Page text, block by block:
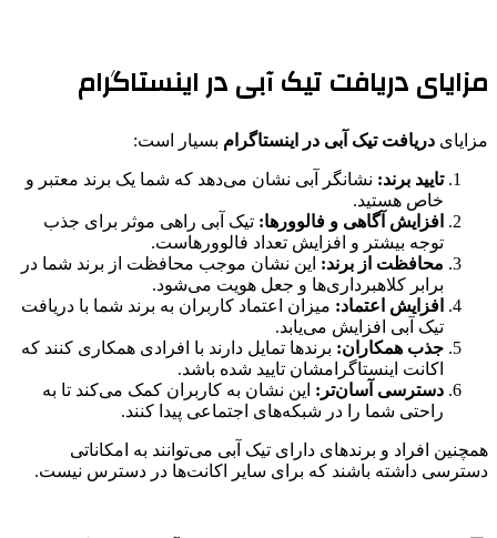
مزایای دریافت تیک آبی در اینستاگرام
مزایای دریافت تیک آبی در اینستاگرام بسیار است:
تایید برند: نشانگر آبی نشان می‌دهد که شما یک برند معتبر و
خاص هستید.
افزایش آگاهی و فالوورها: تیک آبی راهی موثر برای جذب
توجه بیشتر و افزایش تعداد فالوورهاست.
محافظت از برند: این نشان موجب محافظت از برند شما در
برابر کلاهبرداری‌ها و جعل هویت می‌شود.
افزایش اعتماد: میزان اعتماد کاربران به برند شما با دریافت
تیک آبی افزایش می‌یابد.
جذب همکاران: برندها تمایل دارند با افرادی همکاری کنند که
اکانت اینستاگرامشان تایید شده باشد.
دسترسی آسان‌تر: این نشان به کاربران کمک می‌کند تا به
راحتی شما را در شبکه‌های اجتماعی پیدا کنند.
همچنین افراد و برندهای دارای تیک آبی می‌توانند به امکاناتی
دسترسی داشته باشند که برای سایر اکانت‌ها در دسترس نیست.